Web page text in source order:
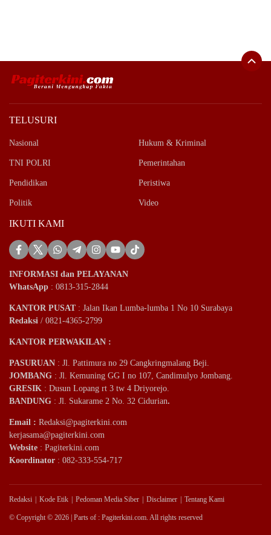
TELUSURI
Nasional Hukum & Kriminal
TNI POLRI Pemerintahan
Pendidikan Peristiwa
Politik Video
IKUTI KAMI
INFORMASI dan PELAYANAN
WhatsApp : 0813-315-2844
KANTOR PUSAT: Jalan Ikan Lumba-lumba 1 No 10 Surabaya
Redaksi / 0821-4365-2799
KANTOR PERWAKILAN :
PASURUAN : Jl. Pattimura no 29 Cangkringmalang Beji.
JOMBANG : Jl. Kemuning GG I no 107, Candimulyo Jombang.
GRESIK : Dusun Lopang rt 3 tw 4 Driyorejo.
BANDUNG : Jl. Sukarame 2 No. 32 Cidurian.
Email : Redaksi@pagiterkini.com
kerjasama@pagiterkini.com
Website : Pagiterkini.com
Koordinator : 082-333-554-717
Redaksi Kode Etik Pedoman Media Siber Disclaimer Tentang Kami
© Copyright © 2026 | Parts of : Pagiterkini.com. All rights reserved